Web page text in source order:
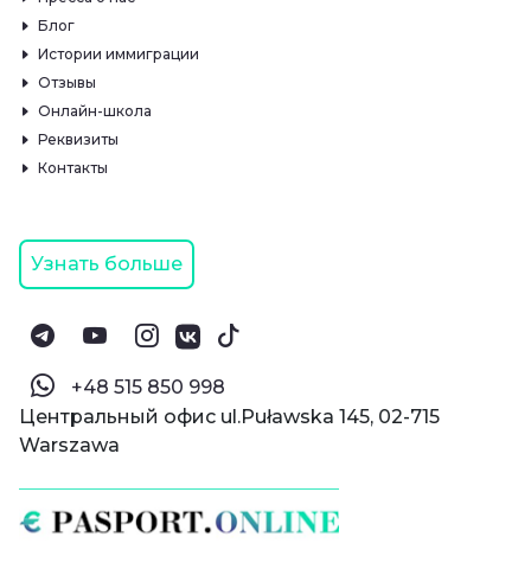
Блог
Истории иммиграции
Отзывы
Онлайн-школа
Реквизиты
Контакты
Узнать больше
‪+48 515 850 998‬
Центральный офис ul.Puławska 145, 02-715
Warszawa